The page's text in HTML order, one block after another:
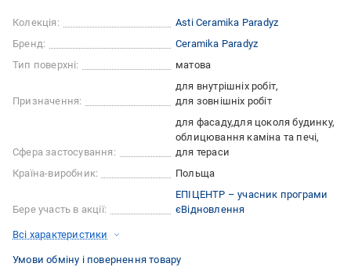
Колекція:
Asti Ceramika Paradyz
Бренд:
Ceramika Paradyz
Тип поверхні:
матова
Призначення:
для внутрішніх робіт
для зовнішніх робіт
Сфера застосування:
для фасаду для цоколя будинку
облицювання каміна та печі
для тераси
Країна-виробник:
Польща
Бере участь в акції:
ЕПІЦЕНТР – учасник програми
єВідновлення
Всі характеристики
Умови обміну і повернення товару